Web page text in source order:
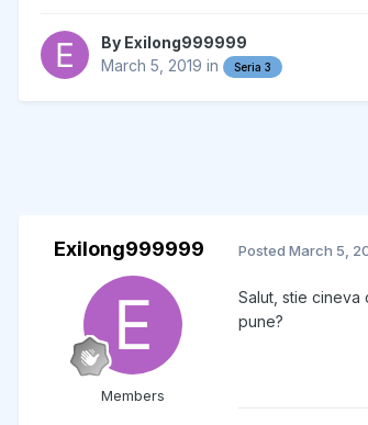
By Exilong999999
March 5, 2019 in Seria 3
Exilong999999
Members
Posted March 5,
Salut, stie cineva
pune?